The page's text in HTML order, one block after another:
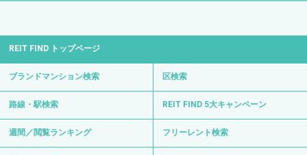
REIT FIND トップページ
ブランドマンション検索 区検索
路線・駅検索 REIT FIND 5大キャンペーン
週間／閲覧ランキング フリーレント検索